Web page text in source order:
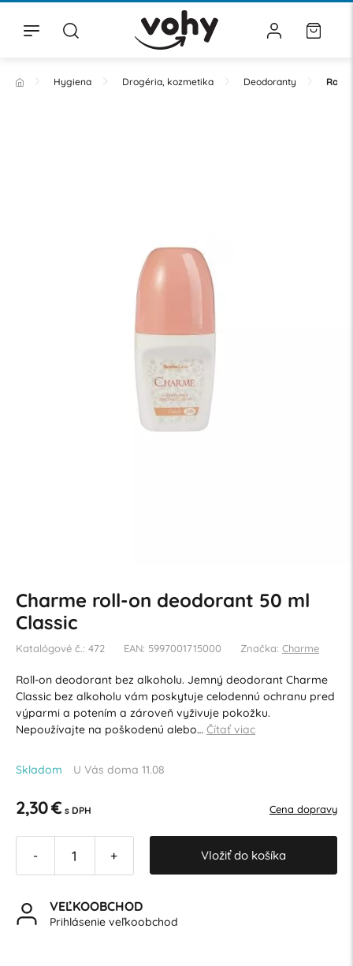
Hygiena Drogéria, kozmetika Deodoranty Roll-
Charme roll-on deodorant 50 ml
Classic
Katalógové č.: 472 EAN: 5997001715000 Značka: Charme
Roll-on deodorant bez alkoholu. Jemný deodorant Charme
Classic bez alkoholu vám poskytuje celodennú ochranu pred
výparmi a potením a zároveň vyživuje pokožku.
Nepoužívajte na poškodenú alebo… Čítať viac
Skladom U Vás doma 11.08
2,30 € s DPH Cena dopravy
- + Vložiť do košíka
VEĽKOOBCHOD
Prihlásenie veľkoobchod